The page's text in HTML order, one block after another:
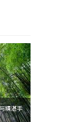
精湛手